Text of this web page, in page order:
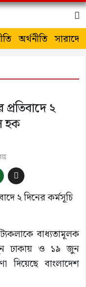
অর্থনীতি সারাদেশ
২
হক
বাধ্যতামূলক
ঢাকায় ও ১৯ জুন
দিয়েছে বাংলাদেশ